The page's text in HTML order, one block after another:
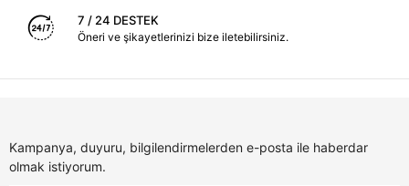
7 / 24 DESTEK
Öneri ve şikayetlerinizi bize iletebilirsiniz.
Kampanya, duyuru, bilgilendirmelerden e-posta ile haberdar
olmak istiyorum.